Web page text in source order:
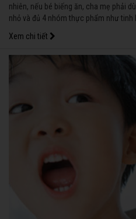
nhiên, nếu bé biếng ăn, cha mẹ phải
nhỏ và đủ 4 nhóm thực phẩm như tinh
bữa phụ.
Xem chi tiết